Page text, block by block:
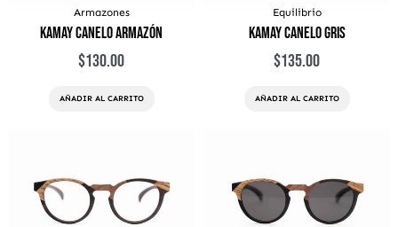
Armazones
Kamay Canelo Armazón
$130.00
AÑADIR AL CARRITO
Equilibrio
Kamay Canelo Gris
$135.00
AÑADIR AL CARRITO